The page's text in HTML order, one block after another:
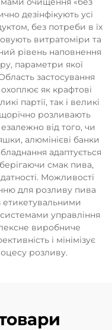
дезінфікують усі
без потреби в їх
витратоміри та
рівень наповнення
параметри якої
застосування
як крафтові
партії, так і великі
розливають
від того, чи
алюмінієві банки
адаптується
смак пива,
Можливості
для розливу пива
етикетувальними
управління
виробниче
і мінімізує
розливу.